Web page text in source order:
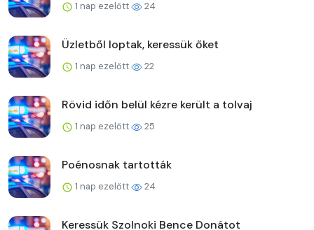
1 nap ezelőtt 24
Üzletből loptak, keressük őket
1 nap ezelőtt 22
Rövid időn belül kézre került a tolvaj
1 nap ezelőtt 25
Poénosnak tartották
1 nap ezelőtt 24
Keressük Szolnoki Bence Donátot